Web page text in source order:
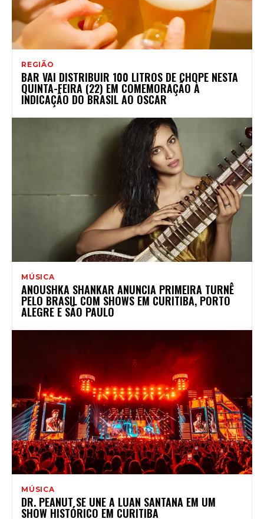
REGIÃO
BAR VAI DISTRIBUIR 100 LITROS DE CHOPE NESTA
QUINTA-FEIRA (22) EM COMEMORAÇÃO À
INDICAÇÃO DO BRASIL AO OSCAR
MÚSICA
ANOUSHKA SHANKAR ANUNCIA PRIMEIRA TURNÊ
PELO BRASIL COM SHOWS EM CURITIBA, PORTO
ALEGRE E SÃO PAULO
MÚSICA
DR. PEANUT SE UNE A LUAN SANTANA EM UM
SHOW HISTÓRICO EM CURITIBA